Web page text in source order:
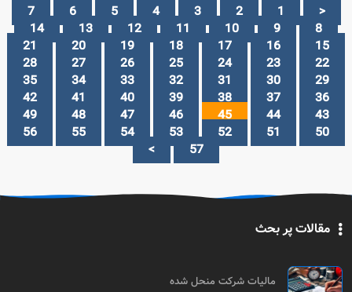
<
1
2
3
4
5
6
7
8
9
10
11
12
13
14
15
16
17
18
19
20
21
22
23
24
25
26
27
28
29
30
31
32
33
34
35
36
37
38
39
40
41
42
43
44
45
46
47
48
49
50
51
52
53
54
55
56
57
>
مقالات پر بحث
مالیات شرکت منحل شده